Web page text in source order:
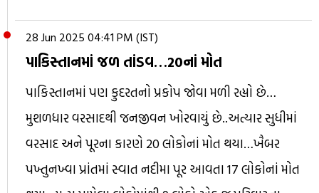
28 Jun 2025 04:41 PM (IST)
પાકિસ્તાનમાં જળ તાંડવ…20નાં મોત
પાકિસ્તાનમાં પણ કુદરતનો પ્રકોપ જોવા મળી રહ્યો છે…
મુશળધાર વરસાદથી જનજીવન ખોરવાયું છે..અત્યાર સુધીમાં
વરસાદ અને પૂરના કારણે 20 લોકોનાં મોત થયા…ખૈબર
પખ્તુનખ્વા પ્રાંતમાં સ્વાત નદીમા પૂર આવતા 17 લોકોનાં મોત